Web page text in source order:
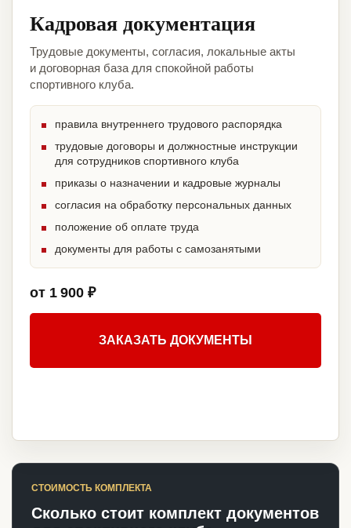
Кадровая документация
Трудовые документы, согласия, локальные акты
и договорная база для спокойной работы
спортивного клуба.
правила внутреннего трудового распорядка
трудовые договоры и должностные инструкции
для сотрудников спортивного клуба
приказы о назначении и кадровые журналы
согласия на обработку персональных данных
положение об оплате труда
документы для работы с самозанятыми
от 1 900 ₽
ЗАКАЗАТЬ ДОКУМЕНТЫ
СТОИМОСТЬ КОМПЛЕКТА
Сколько стоит комплект документов